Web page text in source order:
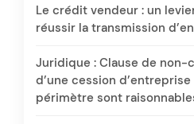
Le crédit vendeur : un
réussir la transmission
Juridique : Clause de non-
d’une cession
périmètre sont